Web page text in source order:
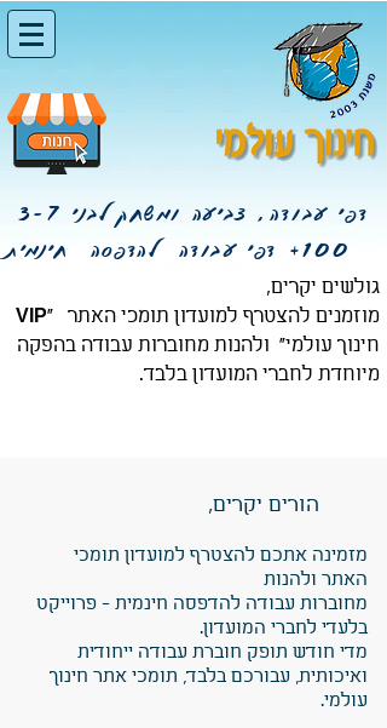
דפי עבודה, צביעה ומשחק לבני 3-7
דפי עבודה להדפסה חינמית
גולשים יקרים,
מוזמנים להצטרף למועדון תומכי האתר "
VIP
חינוך עולמי" ולהנות מחוברות עבודה בהפקה
מיוחדת לחברי המועדון בלבד.
הורים יקרים,
מזמינה אתכם להצטרף למועדון תומכי
האתר ולהנות
מחוברות עבודה להדפסה חינמית - פרוייקט
בלעדי לחברי המועדון.
מדי חודש תופק חוברת עבודה ייחודית
ואיכותית, עבורכם בלבד, תומכי אתר חינוך
עולמי.